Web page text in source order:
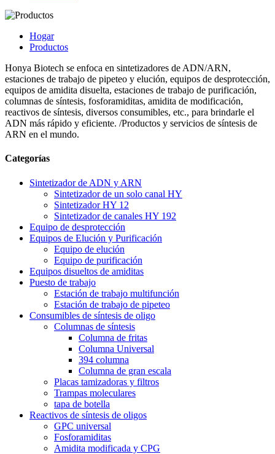
Hogar
Productos
Honya Biotech se enfoca en sintetizadores de ADN/ARN,
estaciones de trabajo de pipeteo y elución, equipos de desprotección,
equipos de amidita disuelta, estaciones de trabajo de purificación,
columnas de síntesis, fosforamiditas, amidita de modificación,
reactivos de síntesis, diversos consumibles, etc., para brindarle el
ADN más rápido y eficiente. /Productos y servicios de síntesis de
ARN en el mundo.
Categorías
Sintetizador de ADN y ARN
Sintetizador de un solo canal HY
Sintetizador HY 12
Sintetizador de canales HY 192
Equipo de desprotección
Equipos de Elución y Purificación
Equipo de elución
Equipo de purificación
Equipos disueltos de amiditas
Puesto de trabajo
Estación de trabajo multifunción
Estación de trabajo de pipeteo
Consumibles de síntesis de oligo
Columnas de síntesis
Columna de fritas
Columna Universal
394 columna
Columna de gran escala
Placas tamizadoras y filtros
Trampas moleculares
tapa de botella
Reactivos de síntesis de oligos
GPC universal
Fosforamiditas
Amidita modificada y CPG